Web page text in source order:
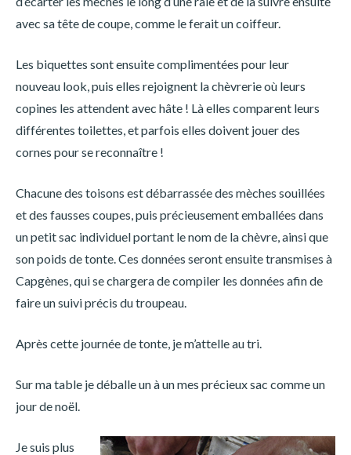
avec sa tête de coupe, comme le ferait un coiffeur.
Les biquettes sont ensuite complimentées pour leur
nouveau look, puis elles rejoignent la chèvrerie où leurs
copines les attendent avec hâte ! Là elles comparent leurs
différentes toilettes, et parfois elles doivent jouer des
cornes pour se reconnaître !
Chacune des toisons est débarrassée des mèches souillées
et des fausses coupes, puis précieusement emballées dans
un petit sac individuel portant le nom de la chèvre, ainsi que
son poids de tonte. Ces données seront ensuite transmises à
Capgènes, qui se chargera de compiler les données afin de
faire un suivi précis du troupeau.
Après cette journée de tonte, je m’attelle au tri.
Sur ma table je déballe un à un mes précieux sac comme un
jour de noël.
Je suis plus